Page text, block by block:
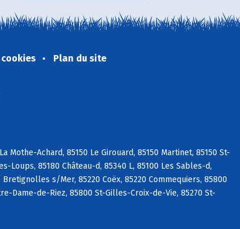
Plan du site
Mothe-Achard, 85150 Le Girouard, 85150 Martinet, 85150 St-
Loups, 85180 Château-d, 85340 L, 85100 Les Sables-d,
s/Mer, 85220 Coëx, 85220 Commequiers, 85800
Dame-de-Riez, 85800 St-Gilles-Croix-de-Vie, 85270 St-